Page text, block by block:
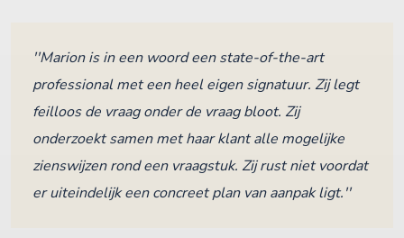
''Marion is in een woord een state-of-the-art
professional met een heel eigen signatuur. Zij legt
feilloos de vraag onder de vraag bloot. Zij
onderzoekt samen met haar klant alle mogelijke
zienswijzen rond een vraagstuk. Zij rust niet voordat
er uiteindelijk een concreet plan van aanpak ligt.''